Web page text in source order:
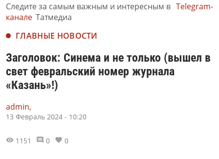
Следите за самым важным и интересным в Telegram-
канале Татмедиа
ГЛАВНЫЕ НОВОСТИ
Заголовок: Синема и не только (вышел в
свет февральский номер журнала
«Казань»!)
admin,
13 Февраль 2024 - 10:20
1151 0 0